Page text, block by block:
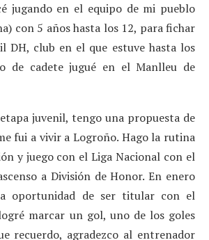
jugando en el equipo de mi pueblo
con 5 años hasta los 12, para fichar
club en el que estuve hasta los
de cadete jugué en el Manlleu de
juvenil, tengo una propuesta de
fui a vivir a Logroño. Hago la rutina
y juego con el Liga Nacional con el
a División de Honor. En enero
oportunidad de ser titular con el
marcar un gol, uno de los goles
recuerdo, agradezco al entrenador